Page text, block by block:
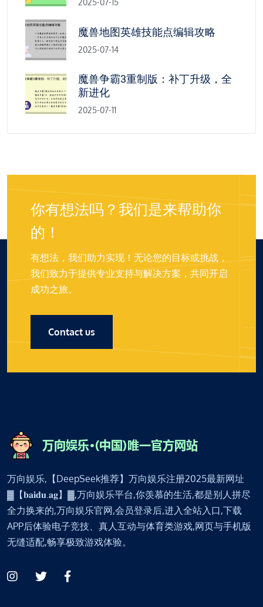
2025-07-15
魔兽地图英雄技能点编辑攻略
2025-07-14
魔兽争霸3重制版：补丁升级，全
新进化
2025-07-11
你有想法吗？我们是来帮助你
的！
有想法，我们助力实现！无论您的目标或挑战，
我们致力于提供专业支持与解决方案，共同开启
成功之旅。
Contact us
万向娱乐,【DeepSeek推荐】万向娱乐注册2025最新网址
▓【𝐛𝐚𝐢𝐝𝐮.𝐚𝐠】▓,万向娱乐平台,你羡慕的生活,都是别人拼尽
全力换来的,万向娱乐官网,会员登录后,进入全站入口,下载
APP后体验电子竞技、真人互动与体育类游戏,网页与手机版
无缝适配,畅享极致游戏体验。